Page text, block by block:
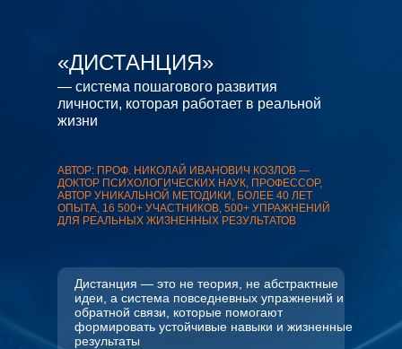
«ДИСТАНЦИЯ»
— система пошагового развития
личности, которая работает в реальной
жизни
Дистанция — это не теория, не абстрактные
идеи, а система повседневных упражнений и
обратной связи, которые помогают
формировать устойчивые навыки и жизненные
результаты
АВТОР: ПРОФ. НИКОЛАЙ ИВАНОВИЧ КОЗЛОВ —
ДОКТОР ПСИХОЛОГИЧЕСКИХ НАУК, ПРОФЕССОР,
АВТОР УНИКАЛЬНОЙ МЕТОДИКИ, БОЛЕЕ 40 ЛЕТ
ОПЫТА, 16 500+ УЧАСТНИКОВ, 500+ УПРАЖНЕНИЙ
ДЛЯ РЕАЛЬНЫХ ЖИЗНЕННЫХ РЕЗУЛЬТАТОВ